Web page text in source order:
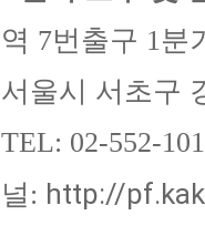
역 7번출구 1분
서울시 서초구
TEL: 02-552-
널: http://